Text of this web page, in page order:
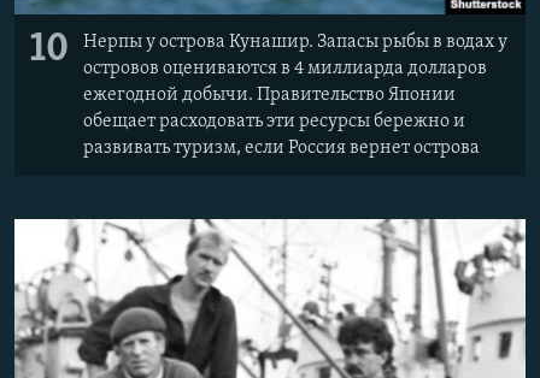
10
Нерпы у острова Кунашир. Запасы рыбы в водах у
островов оцениваются в 4 миллиарда долларов
ежегодной добычи. Правительство Японии
обещает расходовать эти ресурсы бережно и
развивать туризм, если Россия вернет острова